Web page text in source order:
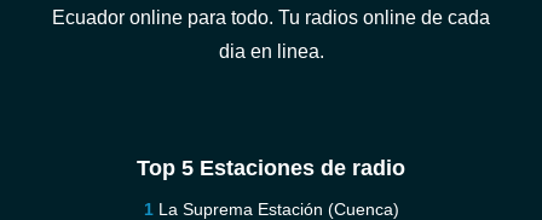
Ecuador online para todo. Tu radios online de cada
dia en linea.
Top 5 Estaciones de radio
La Suprema Estación (Cuenca)